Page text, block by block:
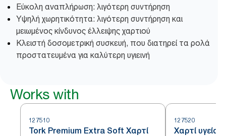
Εύκολη αναπλήρωση: λιγότερη συντήρηση
Υψηλή χωρητικότητα: λιγότερη συντήρηση και
μειωμένος κίνδυνος έλλειψης χαρτιού
Κλειστή δοσομετρική συσκευή, που διατηρεί τα ρολά
προστατευμένα για καλύτερη υγιεινή
Works with
127510
Tork Premium Extra Soft Χαρτί
127520
Χαρτί